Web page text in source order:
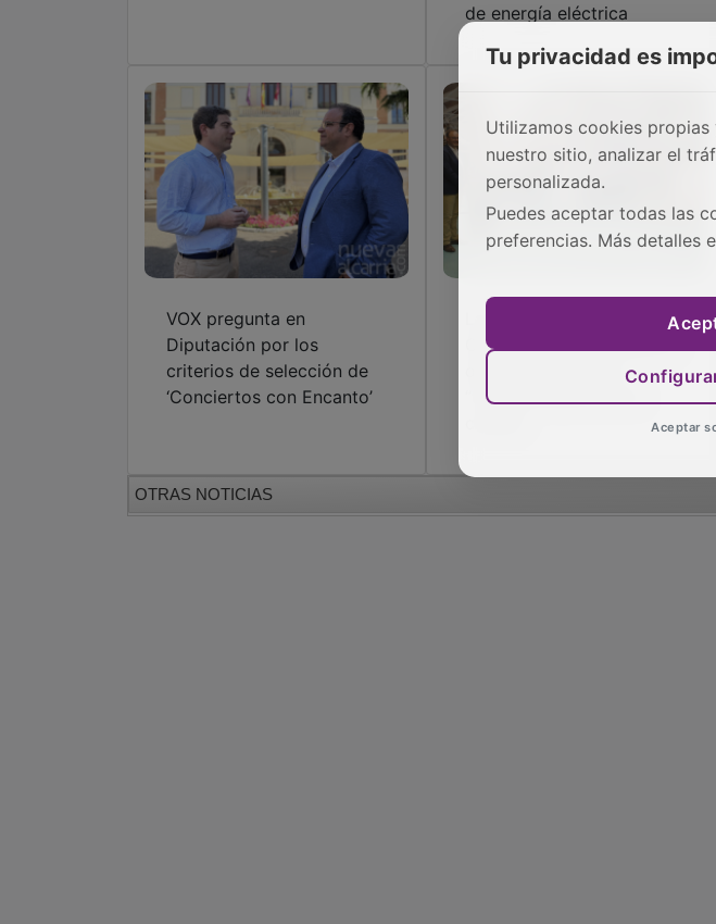
de energía eléctrica
VOX pregunta en
Diputación por los
criterios de selección de
‘Conciertos con Encanto’
Guadalajara hace balance
“transformación de la
OTRAS NOTICIAS
Tu privacidad es
Utilizamos cookies
nuestro sitio, analizar el
personalizada.
Puedes aceptar todas las
preferencias. Más detalles
Aceptar